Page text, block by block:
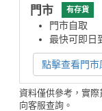
門市 有存貨
門市自取
最快可即日
點擊查看門市
資料僅供參考，實
向客服查詢。